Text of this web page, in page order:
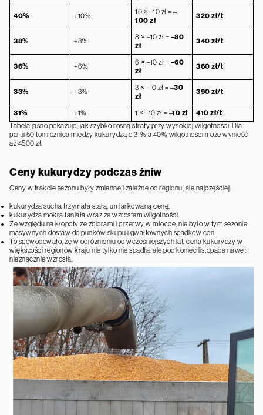
40% +10% 10 × –10 zł = –
100 zł
320 zł/t
38% +8% 8 × –10 zł = –80
zł
340 zł/t
36% +6% 6 × –10 zł = –60
zł
360 zł/t
33% +3% 3 × –10 zł = –30
zł
390 zł/t
31% +1% 1 × –10 zł = –10 zł
410 zł/t
Tabela jasno pokazuje, jak szybko rosną straty przy wysokiej wilgotności. Dla
partii 50 ton różnica między kukurydzą o 31% a 40% wilgotności może wynieść
aż 4500 zł.
Ceny kukurydzy podczas żniw
Ceny w trakcie sezonu były zmienne i zależne od regionu, ale najczęściej:
kukurydza sucha trzymała stałą, umiarkowaną cenę,
kukurydza mokra taniała wraz ze wzrostem wilgotności.
Ze względu na kłopoty ze zbiorami i przerwy w młocce, nie było w tym sezonie
masywnych dostaw do punków skupu i gwałtownych spadków cen.
To spowodowało, że w odróżnieniu od wcześniejszych lat, cena kukurydzy w
większości regionów kraju nie tylko nie spadła, ale pod koniec listopada nawet
nieznacznie wzrosła.